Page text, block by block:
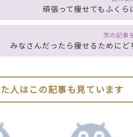
頑張って痩せてもふく
みなさんだったら痩せるために
人はこの記事も見ています